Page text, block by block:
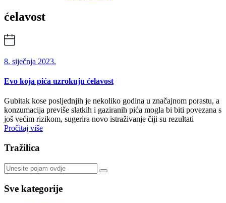
ćelavost
8. siječnja 2023.
Evo koja pića uzrokuju ćelavost
Gubitak kose posljednjih je nekoliko godina u značajnom porastu, a
konzumacija previše slatkih i gaziranih pića mogla bi biti povezana s
još većim rizikom, sugerira novo istraživanje čiji su rezultati
Pročitaj više
Tražilica
Sve kategorije